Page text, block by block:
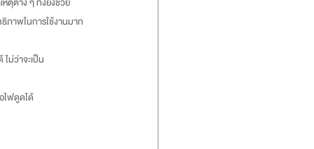
ภาพในการใช้งานมาก
ไม่ว่าจะเป็น
ไฟดูดได้